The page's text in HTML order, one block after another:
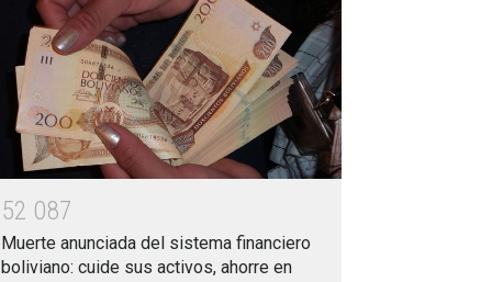
52 087
Muerte anunciada del sistema financiero
boliviano: cuide sus activos, ahorre en